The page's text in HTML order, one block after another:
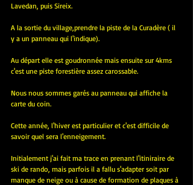
Lavedan, puis Sireix.
A la sortie du village,prendre la piste de la Curadère ( il
y a un panneau qui l'indique).
Au départ elle est goudronnée mais ensuite sur 4kms
c'est une piste forestière assez carossable.
Nous nous sommes garés au panneau qui affiche la
carte du coin.
Cette année, l'hiver est particulier et c'est difficile de
savoir quel sera l'enneigement.
Initialement j'ai fait ma trace en prenant l'itiniraire de
ski de rando, mais parfois il a fallu s'adapter soit par
manque de neige ou à cause de formation de plaques à